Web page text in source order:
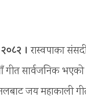
। रास्वपाका
गीत सार्वजनिक
जय महाकाली